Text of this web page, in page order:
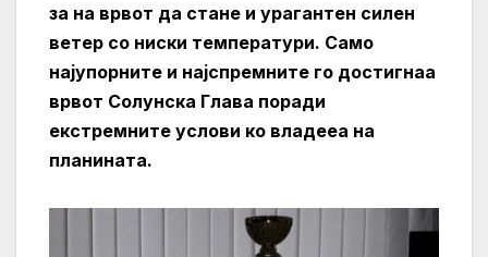
за на врвот да стане и урагантен силен
ветер со ниски температури. Само
најупорните и најспремните го достигнаа
врвот Солунска Глава поради
екстремните услови ко владееа на
планината.